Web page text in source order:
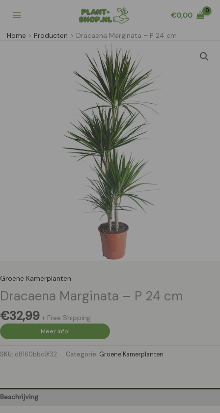
naar
inhoud
€0,00
Home Producten Dracaena Marginata – P 24 cm
Groene Kamerplanten
Dracaena Marginata – P 24 cm
€32,99 + Free Shipping
Meer Info!
SKU: d8160bbc9f32 Categorie: Groene Kamerplanten
Beschrijving